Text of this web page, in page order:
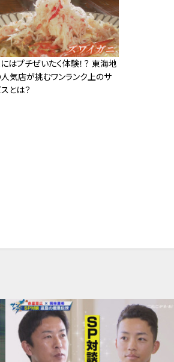
はプチぜいたく体験！？ 東海地
気店が挑むワンランク上のサ
とは？